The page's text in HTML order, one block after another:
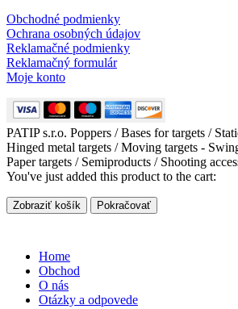
Obchodné podmienky
Ochrana osobných údajov
Reklamačné podmienky
Reklamačný formulár
Moje konto
PATIP s.r.o. Poppers / Bases for targets /
Hinged metal targets / Moving targets -
Paper targets / Semiproducts / Shooting
You've just added this product to the cart:
Zobraziť košík Pokračovať
Home
Obchod
O nás
Otázky a odpovede